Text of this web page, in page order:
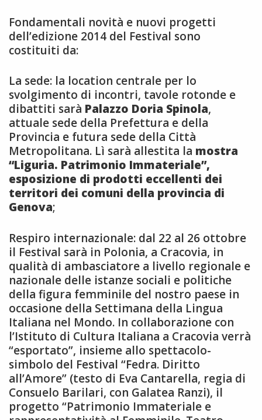
Fondamentali novità e nuovi progetti
dell’edizione 2014 del Festival sono
costituiti da:
La sede: la location centrale per lo
svolgimento di incontri, tavole rotonde e
dibattiti sarà Palazzo Doria Spinola,
attuale sede della Prefettura e della
Provincia e futura sede della Città
Metropolitana. Lì sarà allestita la mostra
“Liguria. Patrimonio Immateriale”,
esposizione di prodotti eccellenti dei
territori dei comuni della provincia di
Genova;
Respiro internazionale: dal 22 al 26 ottobre
il Festival sarà in Polonia, a Cracovia, in
qualità di ambasciatore a livello regionale e
nazionale delle istanze sociali e politiche
della figura femminile del nostro paese in
occasione della Settimana della Lingua
Italiana nel Mondo. In collaborazione con
l’Istituto di Cultura Italiana a Cracovia verrà
“esportato”, insieme allo spettacolo-
simbolo del Festival “Fedra. Diritto
all’Amore” (testo di Eva Cantarella, regia di
Consuelo Barilari, con Galatea Ranzi), il
progetto “Patrimonio Immateriale e